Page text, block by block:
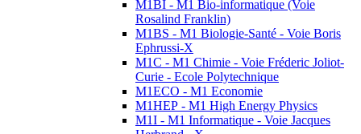
M1BI - M1 Bio-informatique (Voie
Rosalind Franklin)
M1BS - M1 Biologie-Santé - Voie Boris
Ephrussi-X
M1C - M1 Chimie - Voie Fréderic Joliot-
Curie - Ecole Polytechnique
M1ECO - M1 Economie
M1HEP - M1 High Energy Physics
M1I - M1 Informatique - Voie Jacques